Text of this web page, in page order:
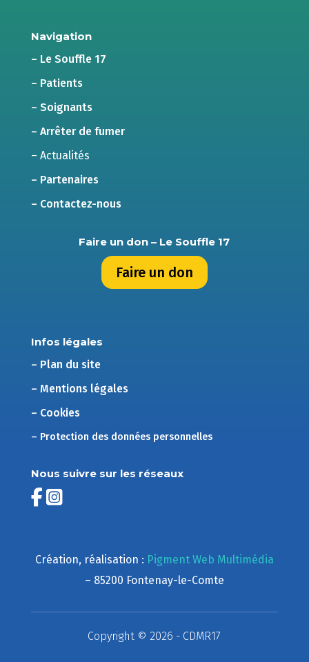
Navigation
– Le Souffle 17
– Patients
– Soignants
– Arrêter de fumer
– Actualités
– Partenaires
– Contactez-nous
Faire un don – Le Souffle 17
Faire un don
Infos légales
– Plan du site
– Mentions légales
– Cookies
– Protection des données personnelles
Nous suivre sur les réseaux
Création, réalisation : Pigment Web Multimédia
– 85200 Fontenay-le-Comte
Copyright © 2026 - CDMR17